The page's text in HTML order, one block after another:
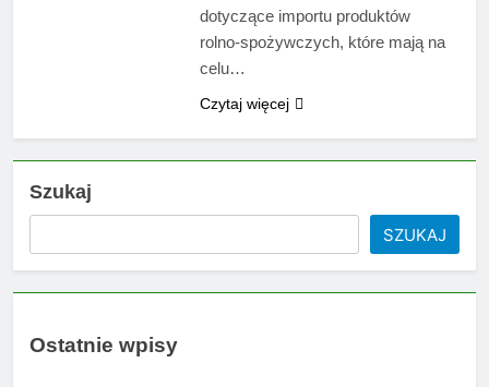
dotyczące importu produktów
rolno-spożywczych, które mają na
celu…
Czytaj więcej
Szukaj
SZUKAJ
Ostatnie wpisy